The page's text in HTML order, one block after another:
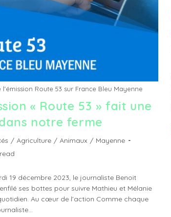
l'émission Route 53 sur France Bleu Mayenne
« Route 53 » fait une
notre ferme
/ Agriculture / Animaux / Mayenne
19 décembre 2023, le journaliste Benoit
ses bottes pour suivre Mathieu et Mélanie
Au cœur de l’action Comme chaque